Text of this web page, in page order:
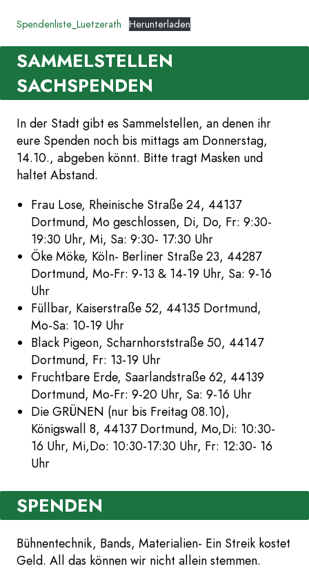
Spendenliste_Luetzerath Herunterladen
SAMMELSTELLEN
SACHSPENDEN
In der Stadt gibt es Sammelstellen, an denen ihr
eure Spenden noch bis mittags am Donnerstag,
14.10., abgeben könnt. Bitte tragt Masken und
haltet Abstand.
Frau Lose, Rheinische Straße 24, 44137
Dortmund, Mo geschlossen, Di, Do, Fr: 9:30-
19:30 Uhr, Mi, Sa: 9:30- 17:30 Uhr
Öke Möke, Köln- Berliner Straße 23, 44287
Dortmund, Mo-Fr: 9-13 & 14-19 Uhr, Sa: 9-16
Uhr
Füllbar, Kaiserstraße 52, 44135 Dortmund,
Mo-Sa: 10-19 Uhr
Black Pigeon, Scharnhorststraße 50, 44147
Dortmund, Fr: 13-19 Uhr
Fruchtbare Erde, Saarlandstraße 62, 44139
Dortmund, Mo-Fr: 9-20 Uhr, Sa: 9-16 Uhr
Die GRÜNEN (nur bis Freitag 08.10),
Königswall 8, 44137 Dortmund, Mo,Di: 10:30-
16 Uhr, Mi,Do: 10:30-17:30 Uhr, Fr: 12:30- 16
Uhr
SPENDEN
Bühnentechnik, Bands, Materialien- Ein Streik kostet
Geld. All das können wir nicht allein stemmen.